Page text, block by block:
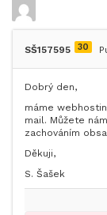
SŠ157595 30
Dobrý den,
máme
mail. Můžete
zachováním
Děkuji,
S. Šašek